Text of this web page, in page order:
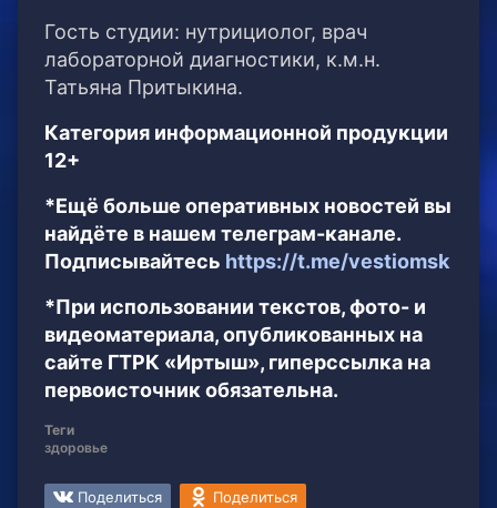
Гость студии: нутрициолог, врач
лабораторной диагностики, к.м.н.
Татьяна Притыкина.
Категория информационной продукции
12+
*Ещё больше оперативных новостей вы
найдёте в нашем телеграм-канале.
Подписывайтесь https://t.me/vestiomsk
*При использовании текстов, фото- и
видеоматериала, опубликованных на
сайте ГТРК «Иртыш», гиперссылка на
первоисточник обязательна.
Теги
здоровье
Поделиться Поделиться